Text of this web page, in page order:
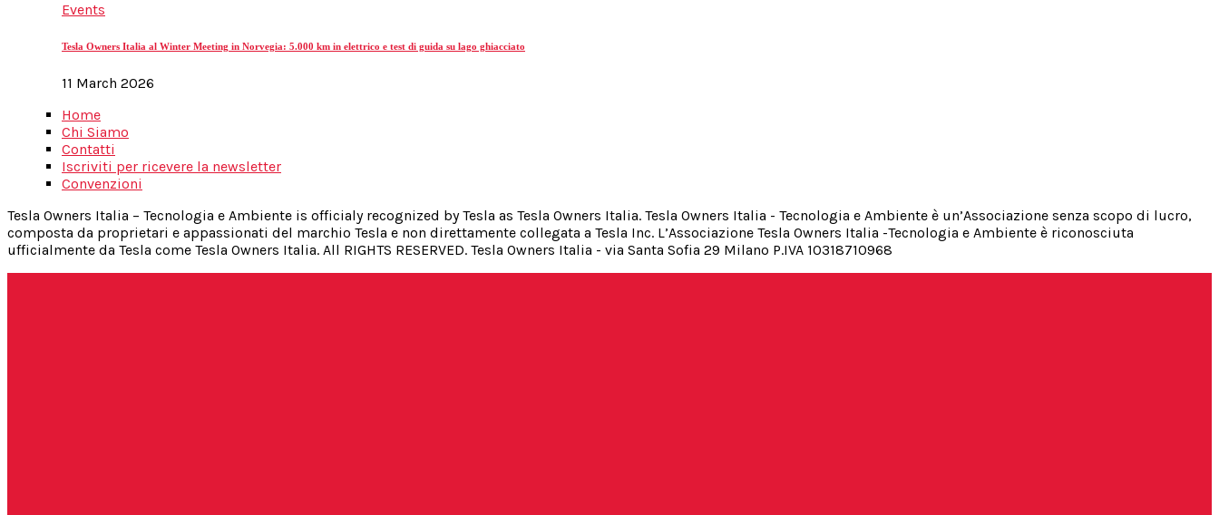
Events
Tesla Owners Italia al Winter Meeting in Norvegia: 5.000 km in elettrico e test di guida su lago ghiacciato
11 March 2026
Home
Chi Siamo
Contatti
Iscriviti per ricevere la newsletter
Convenzioni
Tesla Owners Italia – Tecnologia e Ambiente is officialy recognized by Tesla as Tesla Owners Italia. Tesla Owners Italia - Tecnologia e Ambiente è un’Associazione senza scopo di lucro,
composta da proprietari e appassionati del marchio Tesla e non direttamente collegata a Tesla Inc. L’Associazione Tesla Owners Italia -Tecnologia e Ambiente è riconosciuta
ufficialmente da Tesla come Tesla Owners Italia. All RIGHTS RESERVED. Tesla Owners Italia - via Santa Sofia 29 Milano P.IVA 10318710968